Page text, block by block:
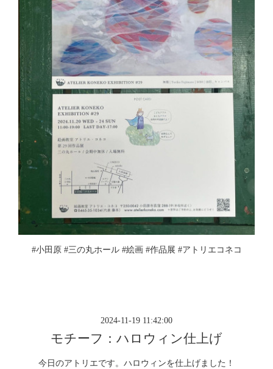
#小田原 #三の丸ホール #絵画 #作品展 #アトリエコネコ
2024-11-19 11:42:00
モチーフ：ハロウィン仕上げ
今日のアトリエです。ハロウィンを仕上げました！